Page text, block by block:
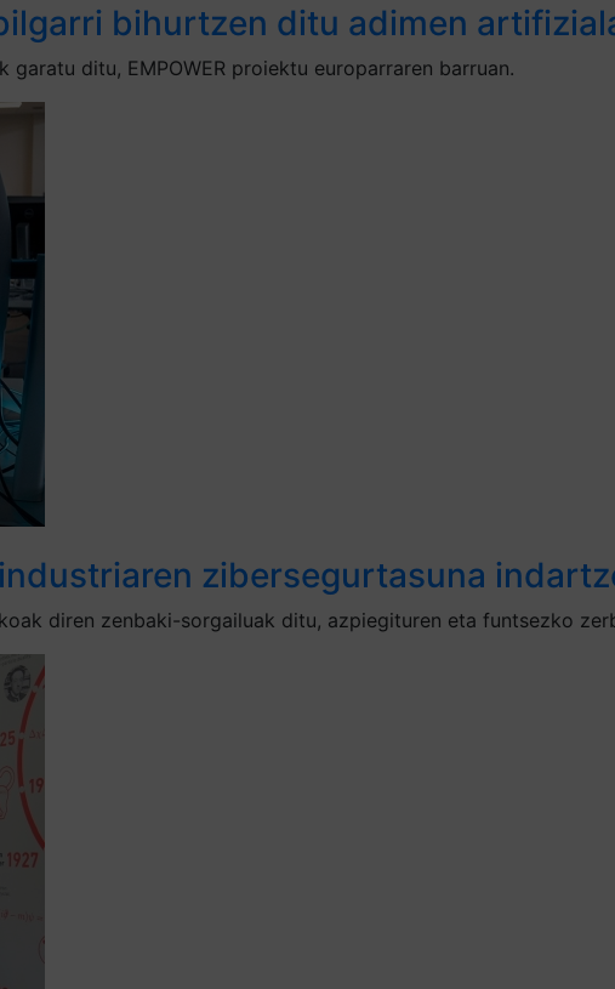
bihurtzen ditu adimen
ditu, EMPOWER proiektu europarraren barruan.
zibersegurtasuna
diren zenbaki-sorgailuak ditu, azpiegituren eta funtsezko